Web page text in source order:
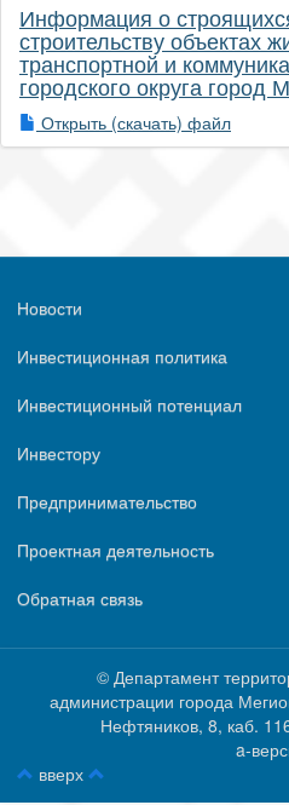
Информация о
строительству объектах
транспортной и
городского округа город
Открыть (скачать) файл
Новости
Инвестиционная политика
Инвестиционный потенциал
Инвестору
Предпринимательство
Проектная деятельность
Обратная связь
© Департамент
администрации города
Нефтяников, 8, каб.
a-
вверх